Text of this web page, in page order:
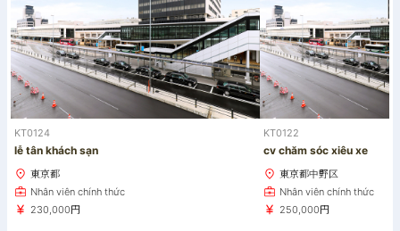
KT0124
lễ tân khách sạn
東京都
Nhân viên chính thức
230,000円
KT0122
cv chăm sóc xiêu xe
東京都中野区
Nhân viên chính thức
250,000円